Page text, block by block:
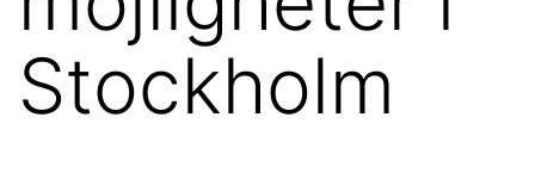
Stockholm